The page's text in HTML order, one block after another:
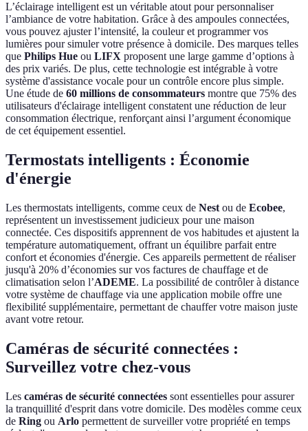
L’éclairage intelligent est un véritable atout pour personnaliser
l’ambiance de votre habitation. Grâce à des ampoules connectées,
vous pouvez ajuster l’intensité, la couleur et programmer vos
lumières pour simuler votre présence à domicile. Des marques telles
que Philips Hue ou LIFX proposent une large gamme d’options à
des prix variés. De plus, cette technologie est intégrable à votre
système d'assistance vocale pour un contrôle encore plus simple.
Une étude de 60 millions de consommateurs montre que 75% des
utilisateurs d'éclairage intelligent constatent une réduction de leur
consommation électrique, renforçant ainsi l’argument économique
de cet équipement essentiel.
Termostats intelligents : Économie
d'énergie
Les thermostats intelligents, comme ceux de Nest ou de Ecobee,
représentent un investissement judicieux pour une maison
connectée. Ces dispositifs apprennent de vos habitudes et ajustent la
température automatiquement, offrant un équilibre parfait entre
confort et économies d'énergie. Ces appareils permettent de réaliser
jusqu'à 20% d’économies sur vos factures de chauffage et de
climatisation selon l’ADEME. La possibilité de contrôler à distance
votre système de chauffage via une application mobile offre une
flexibilité supplémentaire, permettant de chauffer votre maison juste
avant votre retour.
Caméras de sécurité connectées :
Surveillez votre chez-vous
Les caméras de sécurité connectées sont essentielles pour assurer
la tranquillité d'esprit dans votre domicile. Des modèles comme ceux
de Ring ou Arlo permettent de surveiller votre propriété en temps